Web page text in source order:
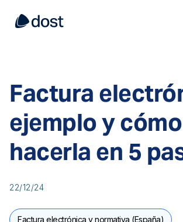
Factura
ejemplo y cómo
hacerla en 5
22/12/24
Factura electrónica y normativa (España)